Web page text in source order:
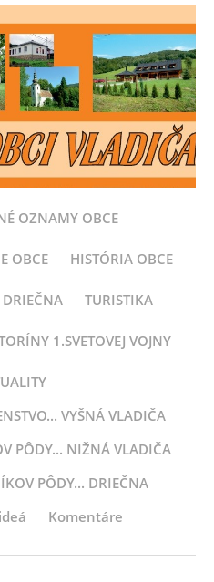
OZNAMY OBCE
OBCE HISTÓRIA OBCE
TURISTIKA
1.SVETOVEJ VOJNY
VYŠNÁ VLADIČA
PÔDY... NIŽNÁ VLADIČA
PÔDY... DRIEČNA
Komentáre